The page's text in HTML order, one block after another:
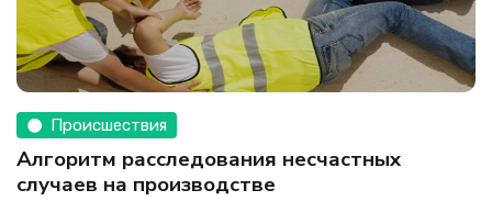
Происшествия
Алгоритм расследования несчастных
случаев на производстве